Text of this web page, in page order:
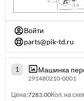
Войти
parts@pik-td.ru
1 Машинка
291480210-0001
Цена:7283.00Кол. на